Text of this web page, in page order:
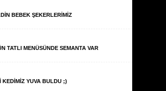
BEBEK ŞEKERLERİMİZ
TATLI MENÜSÜNDE SEMANTA VAR
KEDİMİZ YUVA BULDU ;)